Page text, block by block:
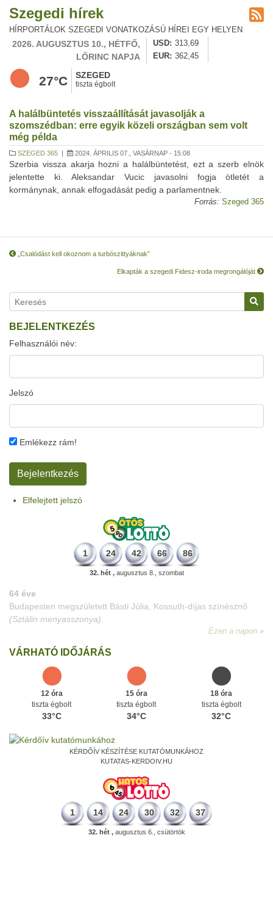
Szegedi hírek
HÍRPORTÁLOK SZEGEDI VONATKOZÁSÚ HÍREI EGY HELYEN
2026. AUGUSZTUS 10., HÉTFŐ,
LŐRINC NAPJA
USD
313,69
EUR
362,45
27°C SZEGED
tiszta égbolt
A halálbüntetés visszaállítását javasolják a
szomszédban: erre egyik közeli országban sem volt
még példa
SZEGED 365 | 2024. ÁPRILIS 07., VASÁRNAP - 15:08
Szerbia vissza akarja hozni a halálbüntetést, ezt a szerb elnök
jelentette ki. Aleksandar Vucic javasolni fogja ötletét a
kormánynak, annak elfogadását pedig a parlamentnek.
Forrás: Szeged 365
„Csalódást kell okoznom a turbószittyáknak”
Elkapták a szegedi Fidesz-iroda megrongálóját
BEJELENTKEZÉS
Felhasználói név:
Jelszó
Emlékezz rám!
Elfelejtett jelszó
1 24 42 66 86
32. hét ,augusztus 8., szombat
64 éve
Budapesten megszületett Básti Júlia, Kossuth-díjas színésznő
(Sztálin menyasszonya)
Ezen a napon
VÁRHATÓ IDŐJÁRÁS
12 óra
tiszta égbolt
33°C
15 óra
tiszta égbolt
34°C
18 óra
tiszta égbolt
32°C
KÉRDŐÍV KÉSZÍTÉSE KUTATÓMUNKÁHOZ
KUTATAS-KERDOIV.HU
1 14 24 30 32 37
32. hét ,augusztus 6., csütörtök